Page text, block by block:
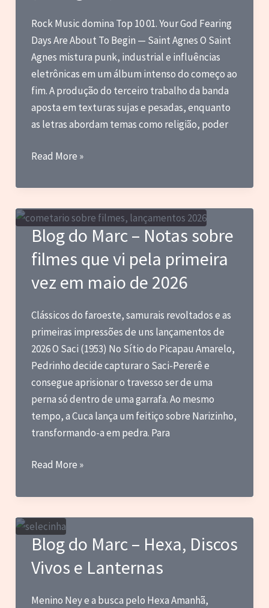
episódios
favoritos
Rock Music domina Top 10 01. Your God Fearing
Days Are About To Begin — Saint Agnes O Saint
Agnes mistura punk, industrial e influências
eletrônicas em um álbum intenso do começo ao
fim. A produção do terceiro trabalho da banda
aposta em texturas sujas e pesadas, enquanto
as letras abordam temas como religião, poder
Blog
Marc
–
Os
melhores
álbuns
em
agora)
Read More »
Blog do Marc – Notas sobre
filmes que vi pela primeira
vez em maio de 2026
Clássicos do faroeste, samurais revoltados e as
primeiras impressões de uns lançamentos de
2026 O Saci (1953) No Sítio do Picapau Amarelo,
Pedrinho decide capturar o Saci-Pererê e
consegue aprisionar o travesso ser de uma
perna só dentro de uma garrafa. Ao mesmo
tempo, a Cuca lança um feitiço sobre Narizinho,
transformando-a em pedra. Para
Blog
Marc
–
Notas
sobre
filmes
vi
Read More »
Blog do Marc – Hexa, Discos
Vivos e Lanternas
Menino Ney e a busca pelo Hexa Amanhã,